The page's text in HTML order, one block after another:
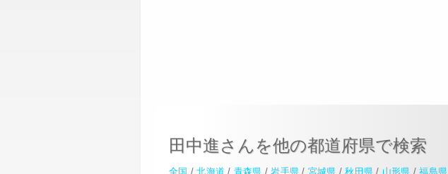
田中進さんを他の都道府県で検索
全国 /北海道 / 青森県 /岩手県 / 宮城県 /秋田県 / 山形県 /福島県